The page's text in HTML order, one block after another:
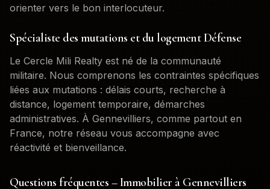
orienter vers le bon interlocuteur.
Spécialiste des mutations et du logement Défense
Le Cercle Mili Realty est né de la communauté
militaire. Nous comprenons les contraintes spécifiques
liées aux mutations : délais courts, recherche à
distance, logement temporaire, démarches
administratives. À Gennevilliers, comme partout en
France, notre réseau vous accompagne avec
réactivité et bienveillance.
Questions fréquentes – Immobilier à Gennevilliers